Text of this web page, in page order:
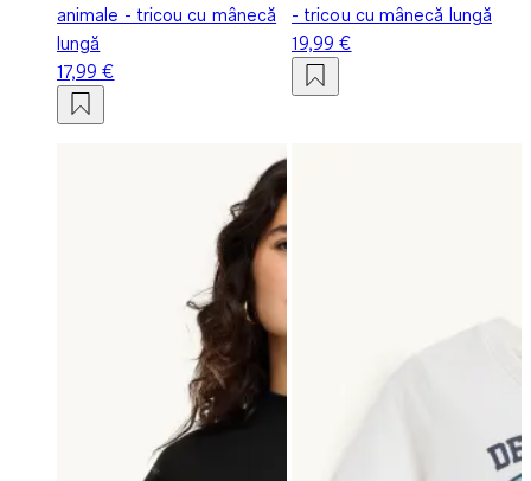
animale - tricou cu mânecă
lungă
17,99 €
- tricou cu mânecă lungă
19,99 €